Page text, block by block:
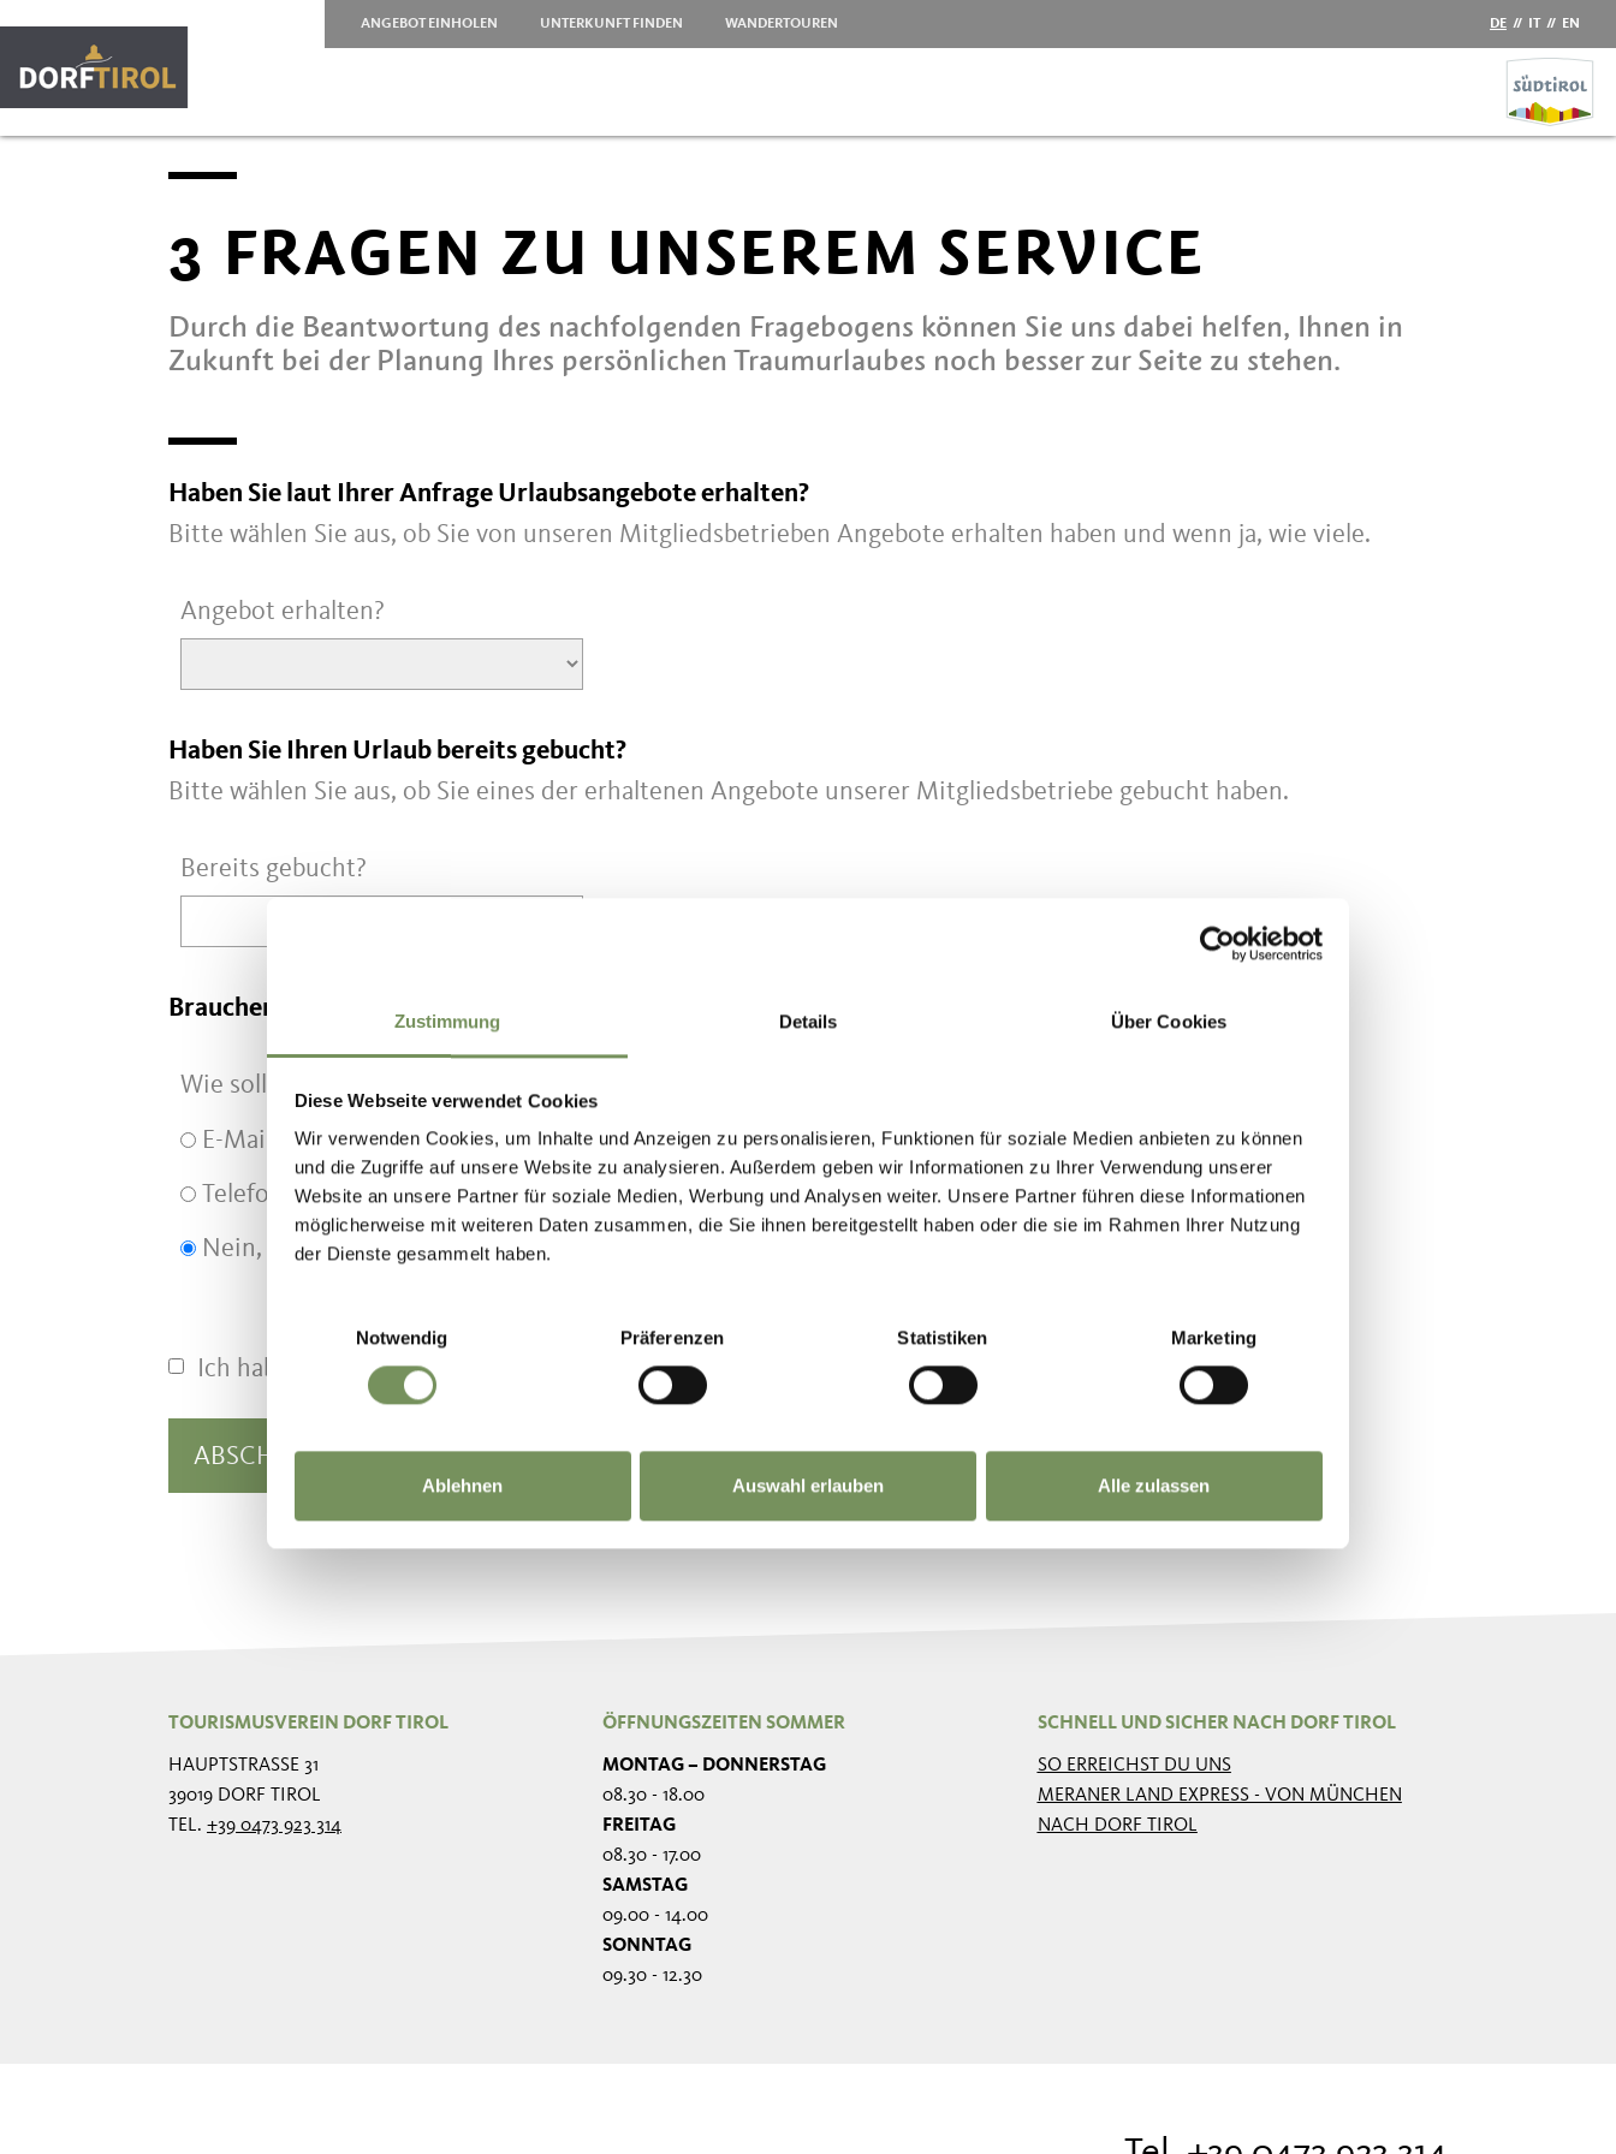
Zustimmung Details Über Cookies
Diese Webseite verwendet Cookies
Wir verwenden Cookies, um Inhalte und Anzeigen zu personalisieren, Funktionen für soziale Medien anbieten zu können
und die Zugriffe auf unsere Website zu analysieren. Außerdem geben wir Informationen zu Ihrer Verwendung unserer
Website an unsere Partner für soziale Medien, Werbung und Analysen weiter. Unsere Partner führen diese Informationen
möglicherweise mit weiteren Daten zusammen, die Sie ihnen bereitgestellt haben oder die sie im Rahmen Ihrer Nutzung
der Dienste gesammelt haben.
Notwendig
Präferenzen Statistiken Marketing
Ablehnen Auswahl erlauben Alle zulassen
ANGEBOT EINHOLEN UNTERKUNFT FINDEN WANDERTOUREN DE // IT // EN
3 FRAGEN ZU UNSEREM SERVICE
Durch die Beantwortung des nachfolgenden Fragebogens können Sie uns dabei helfen, Ihnen in
Zukunft bei der Planung Ihres persönlichen Traumurlaubes noch besser zur Seite zu stehen.
Haben Sie laut Ihrer Anfrage Urlaubsangebote erhalten?
Bitte wählen Sie aus, ob Sie von unseren Mitgliedsbetrieben Angebote erhalten haben und wenn ja, wie viele.
Angebot erhalten?
Haben Sie Ihren Urlaub bereits gebucht?
Bitte wählen Sie aus, ob Sie eines der erhaltenen Angebote unserer Mitgliedsbetriebe gebucht haben.
Bereits gebucht?
Brauchen Sie weitere Hilfe?
Wie sollen wir Sie kontaktieren?
E-Mail
Telefon
Nein, Danke
Tourismusverein Dorf Tirol
Ich habe die Privacy-Bestimmungen gelesen und bin damit einverstanden.
TOURISMUSVEREIN DORF TIROL
HAUPTSTRASSE 31
39019 DORF TIROL
TEL. +39 0473 923 314
ÖFFNUNGSZEITEN SOMMER
MONTAG – DONNERSTAG
08.30 - 18.00
FREITAG
08.30 - 17.00
SAMSTAG
09.00 - 14.00
SONNTAG
09.30 - 12.30
SCHNELL UND SICHER NACH DORF TIROL
SO ERREICHST DU UNS
MERANER LAND EXPRESS - VON MÜNCHEN
NACH DORF TIROL